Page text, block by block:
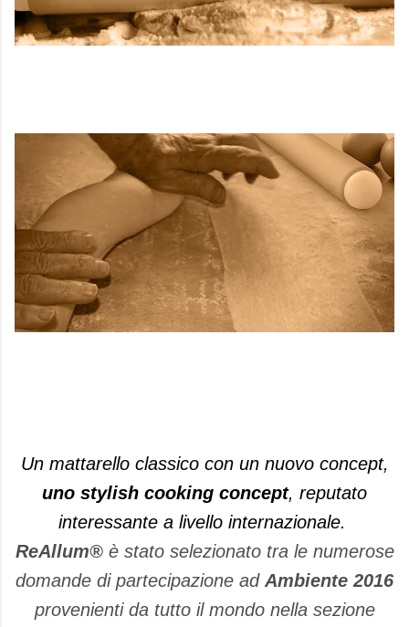
Un mattarello classico con un nuovo concept,
uno stylish cooking concept, reputato
interessante a livello internazionale.
ReAllum® è stato selezionato tra le numerose
domande di partecipazione ad Ambiente 2016
provenienti da tutto il mondo nella sezione